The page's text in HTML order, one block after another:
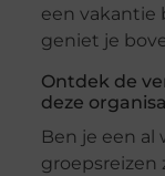
een vakantie
geniet je
Ontdek de
deze
Ben je een al